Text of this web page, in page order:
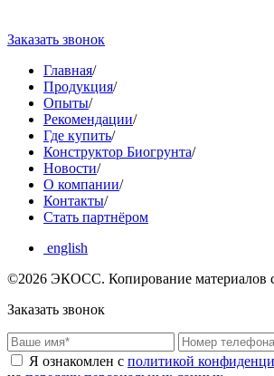
Заказать звонок
Главная/
Продукция/
Опыты/
Рекомендации/
Где купить/
Конструктор Биогрунта/
Новости/
О компании/
Контакты/
Стать партнёром
english
©2026 ЭКОCС. Копирование материалов
Заказать звонок
Я ознакомлен с политикой